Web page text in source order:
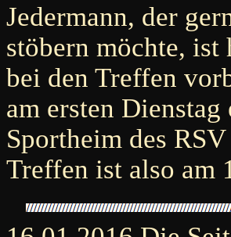
Jedermann, der
stöbern möchte,
bei den Treffen
am ersten
Sportheim des
Treffen ist also am